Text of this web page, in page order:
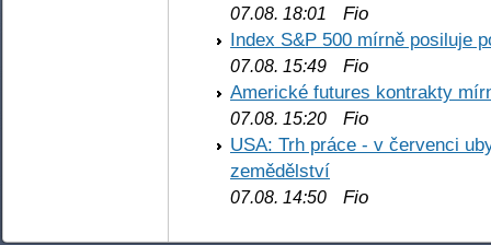
07.08. 18:01
Fio
Index S&P 500 mírně posiluje
07.08. 15:49 Fio
Americké futures kontrakty
07.08. 15:20 Fio
USA: Trh práce - v červenci
zemědělství
07.08. 14:50 Fio